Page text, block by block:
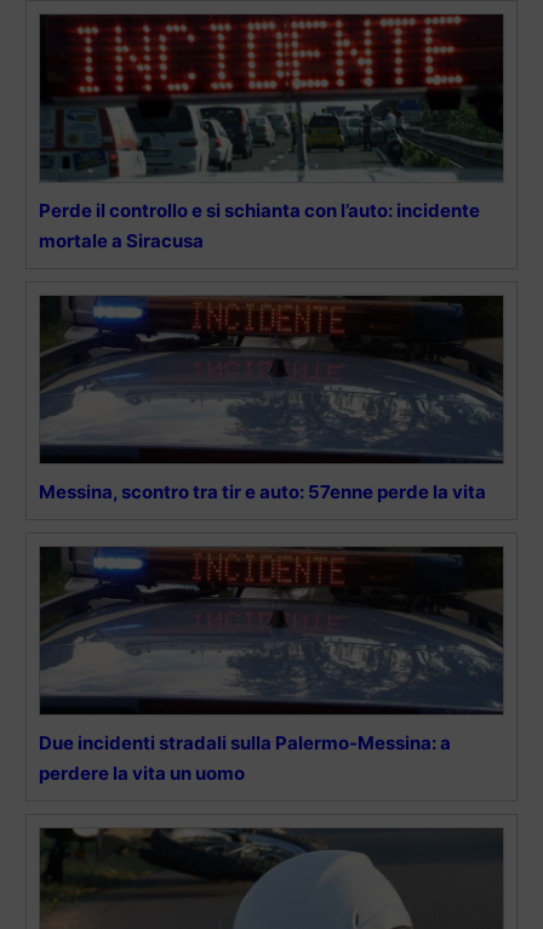
Perde il controllo e si schianta con l’auto: incidente
mortale a Siracusa
Messina, scontro tra tir e auto: 57enne perde la vita
Due incidenti stradali sulla Palermo-Messina: a
perdere la vita un uomo